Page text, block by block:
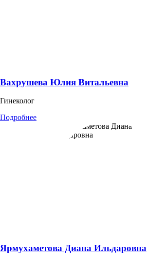
Вахрушева Юлия Витальевна
Гинеколог
Подробнее
Ярмухаметова Диана Ильдаровна